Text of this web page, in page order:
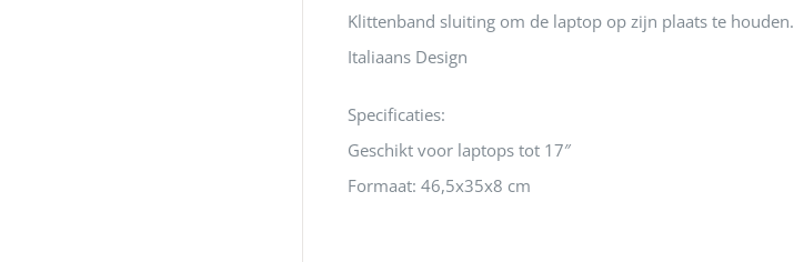
Klittenband sluiting om de laptop op zijn plaats te houden.
Italiaans Design
Specificaties:
Geschikt voor laptops tot 17″
Formaat: 46,5x35x8 cm